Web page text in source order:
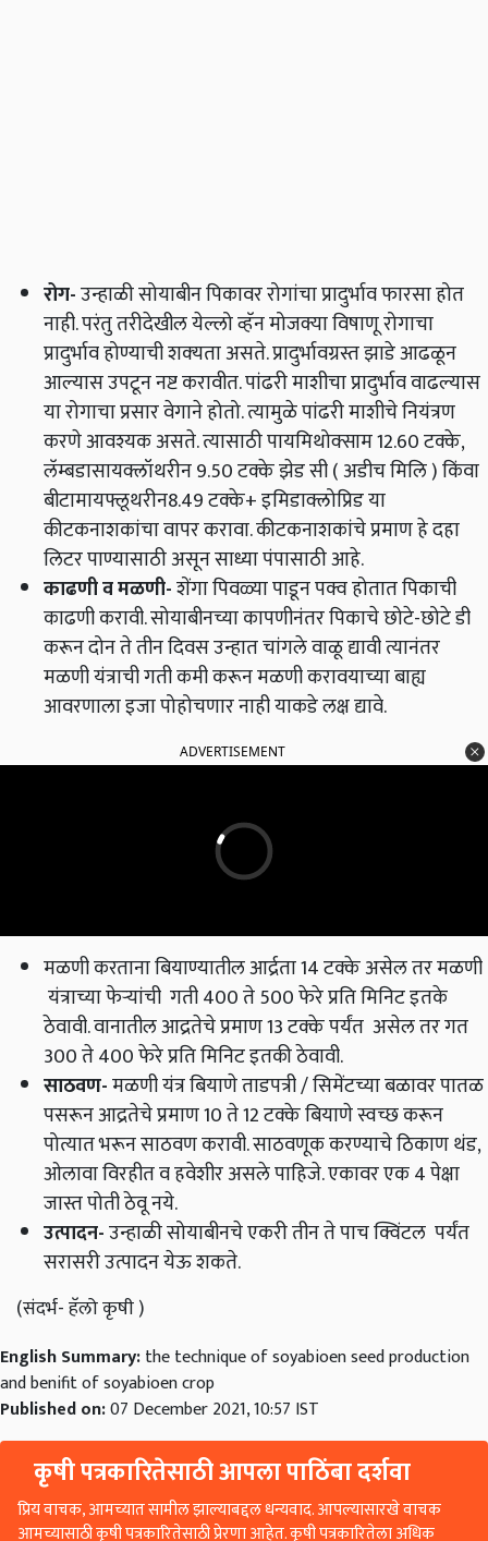
रोग-उन्हाळी सोयाबीन पिकावर रोगांचा प्रादुर्भाव फारसा होत
नाही. परंतु तरीदेखील येल्लो व्हॅन मोजक्या विषाणू रोगाचा
प्रादुर्भाव होण्याची शक्‍यता असते. प्रादुर्भावग्रस्त झाडे आढळून
आल्यास उपटून नष्ट करावीत. पांढरी माशीचा प्रादुर्भाव वाढल्यास
या रोगाचा प्रसार वेगाने होतो. त्यामुळे पांढरी माशीचे नियंत्रण
करणे आवश्यक असते. त्यासाठी पायमिथोक्साम 12.60 टक्के,
लॅम्बडासायक्लॉथरीन 9.50 टक्के झेड सी ( अडीच मिलि ) किंवा
बीटामायफ्लूथरीन8.49 टक्के+ इमिडाक्लोप्रिड या
कीटकनाशकांचा वापर करावा. कीटकनाशकांचे प्रमाण हे दहा
लिटर पाण्यासाठी असून साध्या पंपासाठी आहे.
काढणी व मळणी-शेंगा पिवळ्या पाडून पक्व होतात पिकाची
काढणी करावी. सोयाबीनच्या कापणीनंतर पिकाचे छोटे-छोटे डी
करून दोन ते तीन दिवस उन्हात चांगले वाळू द्यावी त्यानंतर
मळणी यंत्राची गती कमी करून मळणी करावयाच्या बाह्य
आवरणाला इजा पोहोचणार नाही याकडे लक्ष द्यावे.
ADVERTISEMENT
मळणी करताना बियाण्यातील आर्द्रता 14 टक्के असेल तर मळणी
यंत्राच्या फेऱ्यांची गती 400 ते 500 फेरे प्रति मिनिट इतके
ठेवावी. वानातील आद्रतेचे प्रमाण 13 टक्के पर्यंत असेल तर गत
300 ते 400 फेरे प्रति मिनिट इतकी ठेवावी.
साठवण-मळणी यंत्र बियाणे ताडपत्री / सिमेंटच्या बळावर पातळ
पसरून आद्रतेचे प्रमाण 10 ते 12 टक्के बियाणे स्वच्छ करून
पोत्यात भरून साठवण करावी. साठवणूक करण्याचे ठिकाण थंड,
ओलावा विरहीत व हवेशीर असले पाहिजे. एकावर एक 4 पेक्षा
जास्त पोती ठेवू नये.
उत्पादन-उन्हाळी सोयाबीनचे एकरी तीन ते पाच क्विंटल पर्यंत
सरासरी उत्पादन येऊ शकते.
(संदर्भ- हॅलो कृषी )
English Summary:the technique of soyabioen seed production
and benifit of soyabioen crop
Published on:07 December 2021, 10:57 IST
कृषी पत्रकारितेसाठी आपला पाठिंबा दर्शवा
प्रिय वाचक, आमच्यात सामील झाल्याबद्दल धन्यवाद. आपल्यासारखे वाचक
आमच्यासाठी कृषी पत्रकारितेसाठी प्रेरणा आहेत. कृषी पत्रकारितेला अधिक